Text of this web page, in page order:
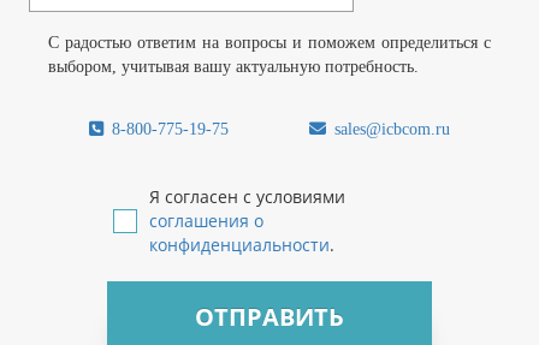
С радостью ответим на вопросы и поможем определиться с
выбором, учитывая вашу актуальную потребность.
8-800-775-19-75 sales@icbcom.ru
Я согласен с условиями
соглашения о
конфиденциальности.
ОТПРАВИТЬ